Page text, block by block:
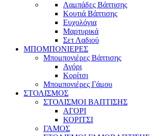
Λαμπάδες Βάπτισης
Κουτιά Βάπτισης
Ευχολόγια
Μαρτυρικά
Σετ Λαδιού
ΜΠΟΜΠΟΝΙΕΡΕΣ
Μπομπονιέρες Βάπτισης
Αγόρι
Κορίτσι
Μπομπονιέρες Γάμου
ΣΤΟΛΙΣΜΟΣ
ΣΤΟΛΙΣΜΟΙ ΒΑΠΤΙΣΗΣ
ΑΓΟΡΙ
ΚΟΡΙΤΣΙ
ΓΑΜΟΣ